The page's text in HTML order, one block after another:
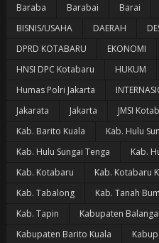
Baraba
Barabai Barai
BISNIS/USAHA
DAERAH
DPRD KOTABARU
EKONOMI
HNSI DPC Kotabaru
HUKUM
Humas Polri Jakarta
Jakarata
Jakarta JMSI
Kab. Barito Kuala
Kab. Hulu
Kab. Hulu Sungai Tenga
Kab.
Kab. Kotabaru
Kab. Kotabaru
Kab. Tabalong
Kab. Tanah
Kab. Tapin
Kabupaten
Kabupaten Barito Kuala